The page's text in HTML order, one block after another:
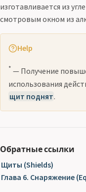
изготавливается из
смотровым окном из
Help
* — Получение
использования
щит поднят.
Обратные ссылки
Щиты (Shields)
Глава 6. Снаряжение